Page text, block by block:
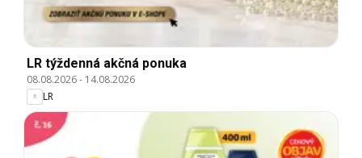
LR týždenná akčná ponuka
08.08.2026- 14.08.2026
LR